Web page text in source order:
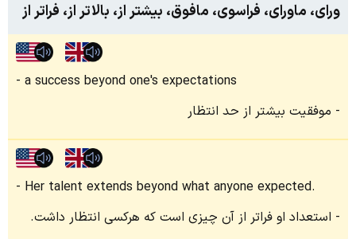
ورای، ماورای، فراسوی، مافوق، بیشتر از، بالاتر از، فراتر از
a success beyond one's expectations
موفقیت بیشتر از حد انتظار
Her talent extends beyond what anyone expected.
استعداد او فراتر از آن چیزی است که هرکسی انتظار داشت.